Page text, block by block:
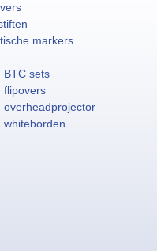
markers
BTC sets
flipovers
overheadprojector
whiteborden